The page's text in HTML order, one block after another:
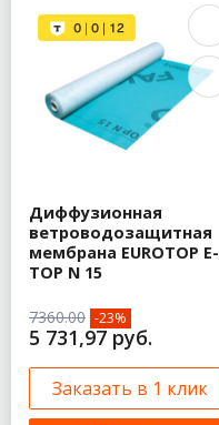
Диффузионная
ветроводозащитная
мембрана EUROTOP E-
ТOP N 15
7360.00 -23%
5 731,97 руб.
Заказать в 1 клик